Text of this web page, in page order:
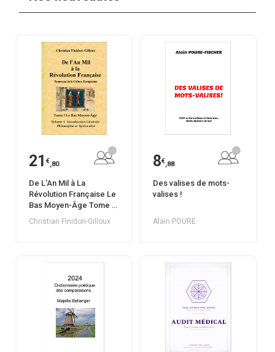
21 €,80
De L'An Mil à La
Révolution Française Le
Bas Moyen-Âge Tome I
Volume 1 Introduction
Christian Finidori-Gilloux
8€,88
Des valises de mots-
valises !
Alain POURE